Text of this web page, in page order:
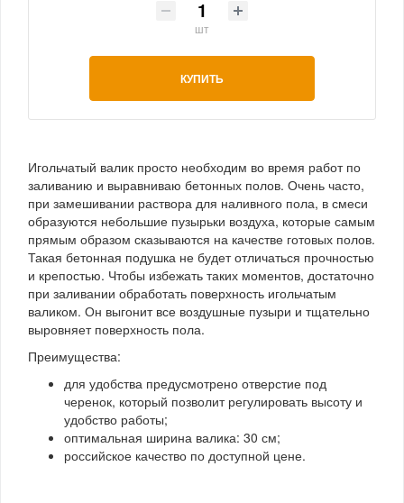
шт
КУПИТЬ
Игольчатый валик просто необходим во время работ по
заливанию и выравниваю бетонных полов. Очень часто,
при замешивании раствора для наливного пола, в смеси
образуются небольшие пузырьки воздуха, которые самым
прямым образом сказываются на качестве готовых полов.
Такая бетонная подушка не будет отличаться прочностью
и крепостью. Чтобы избежать таких моментов, достаточно
при заливании обработать поверхность игольчатым
валиком. Он выгонит все воздушные пузыри и тщательно
выровняет поверхность пола.
Преимущества:
для удобства предусмотрено отверстие под
черенок, который позволит регулировать высоту и
удобство работы;
оптимальная ширина валика: 30 см;
российское качество по доступной цене.